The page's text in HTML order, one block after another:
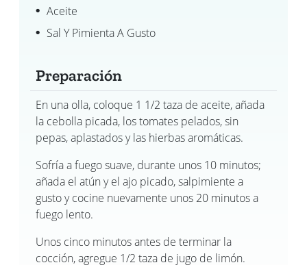
Aceite
Sal Y Pimienta A Gusto
Preparación
En una olla, coloque 1 1/2 taza de aceite, añada
la cebolla picada, los tomates pelados, sin
pepas, aplastados y las hierbas aromáticas.
Sofría a fuego suave, durante unos 10 minutos;
añada el atún y el ajo picado, salpimiente a
gusto y cocine nuevamente unos 20 minutos a
fuego lento.
Unos cinco minutos antes de terminar la
cocción, agregue 1/2 taza de jugo de limón.